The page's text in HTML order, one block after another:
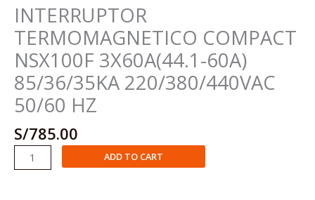
INTERRUPTOR
TERMOMAGNETICO COMPACT
NSX100F 3X60A(44.1-60A)
85/36/35KA 220/380/440VAC
50/60 HZ
S/785.00
INTERRUPTOR
TERMOMAGNETICO
ADD TO CART